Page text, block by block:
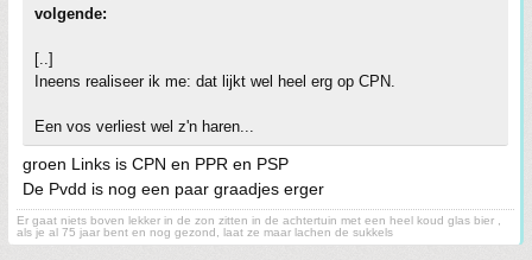
volgende:
[..]
Ineens realiseer ik me: dat lijkt wel heel erg op CPN.
Een vos verliest wel z'n haren...
groen Links is CPN en PPR en PSP
De Pvdd is nog een paar graadjes erger
Er gaat niets boven lekker in de zon zitten in de achtertuin met een heel koud glas bier ,
als je al 75 jaar bent en nog gezond, laat ze maar lachen de sukkels